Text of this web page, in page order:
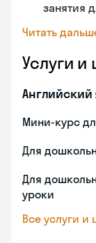
занятия
Читать
Услуги и
Английский
Мини-курс
Для
Для
уроки
Все услуги и